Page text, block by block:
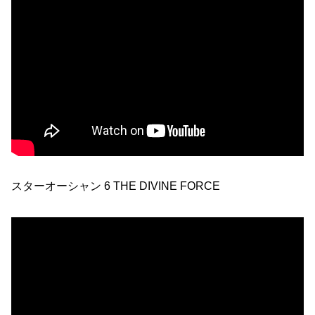
スターオーシャン 6 THE DIVINE FORCE